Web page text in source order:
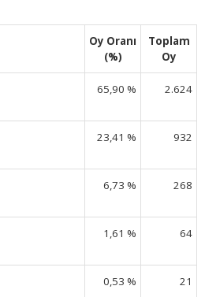
Oy Oranı
(%)
Toplam
Oy
65,90 % 2.624
23,41 % 932
6,73 % 268
1,61 % 64
0,53 % 21